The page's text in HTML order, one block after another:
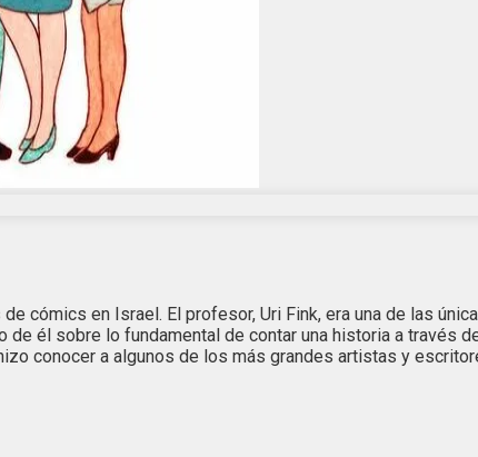
cómics en Israel. El profesor, Uri Fink, era una de las
él sobre lo fundamental de contar una historia a través
conocer a algunos de los más grandes artistas y